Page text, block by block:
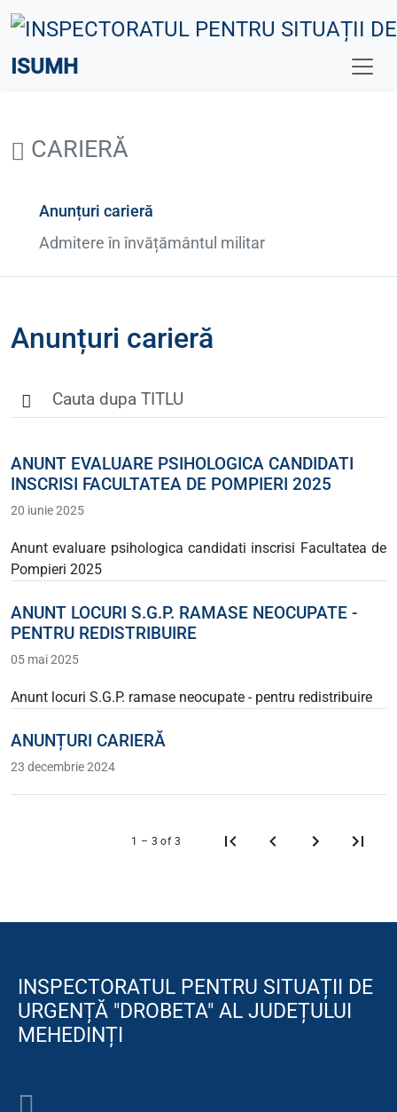
ISUMH
CARIERĂ
Anunțuri carieră
Admitere în învățământul militar
Anunțuri carieră
ANUNT EVALUARE PSIHOLOGICA CANDIDATI
INSCRISI FACULTATEA DE POMPIERI 2025
20 iunie 2025
Anunt evaluare psihologica candidati inscrisi Facultatea de
Pompieri 2025
ANUNT LOCURI S.G.P. RAMASE NEOCUPATE -
PENTRU REDISTRIBUIRE
05 mai 2025
Anunt locuri S.G.P. ramase neocupate - pentru redistribuire
ANUNȚURI CARIERĂ
23 decembrie 2024
1 – 3 of 3
INSPECTORATUL PENTRU SITUAȚII DE
URGENȚĂ "DROBETA" AL JUDEȚULUI
MEHEDINȚI